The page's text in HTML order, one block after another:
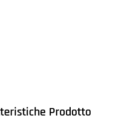
Prodotto